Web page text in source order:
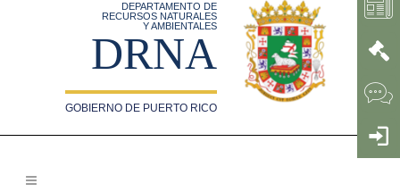
DEPARTAMENTO DE
RECURSOS NATURALES
Y AMBIENTALES
DRNA
GOBIERNO DE PUERTO RICO